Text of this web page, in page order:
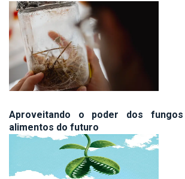
Aproveitando o poder dos
alimentos do futuro